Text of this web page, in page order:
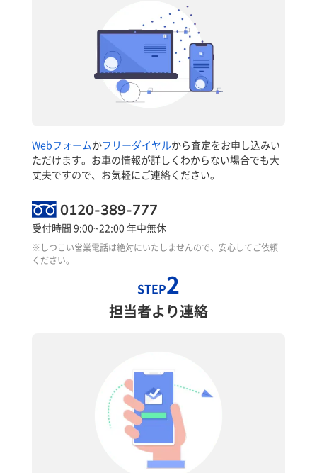
Webフォームかフリーダイヤルから査定をお申し込みい
ただけます。お車の情報が詳しくわからない場合でも大
丈夫ですので、お気軽にご連絡ください。
0120-389-777
受付時間 9:00~22:00 年中無休
※しつこい営業電話は絶対にいたしませんので、安心してご依頼
ください。
STEP2
担当者より連絡